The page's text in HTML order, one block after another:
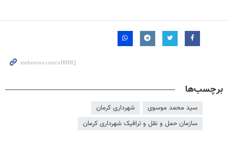
برچسب‌ها
سید محمد موسوی
شهرداری کرمان
سازمان حمل و نقل و ترافیک شهرداری کرمان